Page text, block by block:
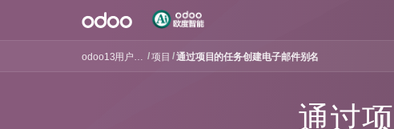
odoo13用户手册 项目 通过项目的任务创建电子邮件别名
通过